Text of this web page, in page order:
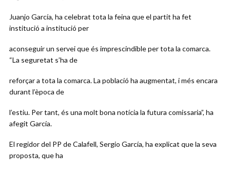
Juanjo García, ha celebrat tota la feina que el partit ha fet
institució a institució per
aconseguir un servei que és imprescindible per tota la comarca.
“La seguretat s’ha de
reforçar a tota la comarca. La població ha augmentat, i més encara
durant l’època de
l’estiu. Per tant, és una molt bona notícia la futura comissaria”, ha
afegit García.
El regidor del PP de Calafell, Sergio García, ha explicat que la seva
proposta, que ha